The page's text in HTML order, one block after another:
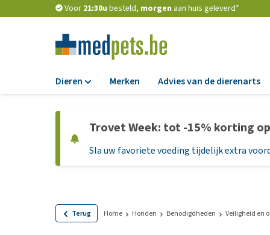
Voor 21:30u besteld, morgen aan huis geleverd*
Dieren
Hondenbrokken
Natvoer
Graanvrij
Merken Advies van de dierenarts
Trovet Week: tot -15% korting
Sla uw favoriete voeding tijdelijk extra
Terug Home Honden Benodigdheden Veiligheid en